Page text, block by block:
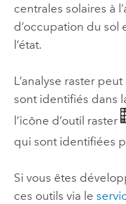
centrales solaires à
d’occupation du sol
l’état.
L’analyse raster
sont identifiés dans
l’icône d’outil raster
qui sont identifiées
Si vous êtes
ces outils via le